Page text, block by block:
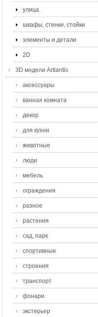
улица
шкафы, стенки, стойки
элементы и детали
2D
3D модели Artlantis
аксессуары
ванная комната
декор
для кухни
животные
люди
мебель
ограждения
разное
растения
сад, парк
спортивные
строения
транспорт
фонари
экстерьер